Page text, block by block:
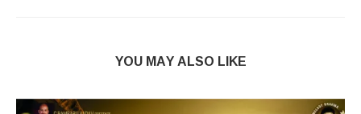
YOU MAY ALSO LIKE